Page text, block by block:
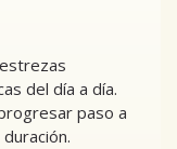
del día a día.
paso a